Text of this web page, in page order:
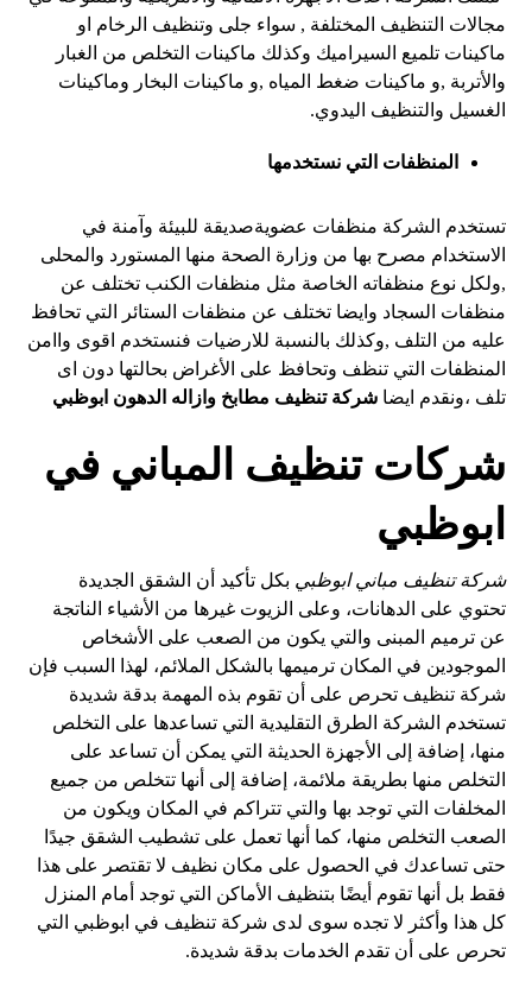
مجالات التنظيف المختلفة , سواء جلى وتنظيف الرخام او
ماكينات تلميع السيراميك وكذلك ماكينات التخلص من الغبار
والأتربة ,و ماكينات ضغط المياه ,و ماكينات البخار وماكينات
الغسيل والتنظيف اليدوي.
المنظفات التي نستخدمها
تستخدم الشركة منظفات عضويةصديقة للبيئة وآمنة في
الاستخدام مصرح بها من وزارة الصحة منها المستورد والمحلى
,ولكل نوع منظفاته الخاصة مثل منظفات الكنب تختلف عن
منظفات السجاد وايضا تختلف عن منظفات الستائر التي تحافظ
عليه من التلف ,وكذلك بالنسبة للارضيات فنستخدم اقوى واامن
المنظفات التي تنظف وتحافظ على الأغراض بحالتها دون اى
تلف ،ونقدم ايضاشركة تنظيف مطابخ وازاله الدهون ابوظبي
شركات تنظيف المباني في
ابوظبي
شركة تنظيف مباني ابوظبي بكل تأكيد أن الشقق الجديدة
تحتوي على الدهانات، وعلى الزيوت غيرها من الأشياء الناتجة
عن ترميم المبنى والتي يكون من الصعب على الأشخاص
الموجودين في المكان ترميمها بالشكل الملائم، لهذا السبب فإن
شركة تنظيف تحرص على أن تقوم بذه المهمة بدقة شديدة
تستخدم الشركة الطرق التقليدية التي تساعدها على التخلص
منها، إضافة إلى الأجهزة الحديثة التي يمكن أن تساعد على
التخلص منها بطريقة ملائمة، إضافة إلى أنها تتخلص من جميع
المخلفات التي توجد بها والتي تتراكم في المكان ويكون من
الصعب التخلص منها، كما أنها تعمل على تشطيب الشقق جيدًا
حتى تساعدك في الحصول على مكان نظيف لا تقتصر على هذا
فقط بل أنها تقوم أيضًا بتنظيف الأماكن التي توجد أمام المنزل
كل هذا وأكثر لا تجده سوى لدى شركة تنظيف في ابوظبي التي
تحرص على أن تقدم الخدمات بدقة شديدة.